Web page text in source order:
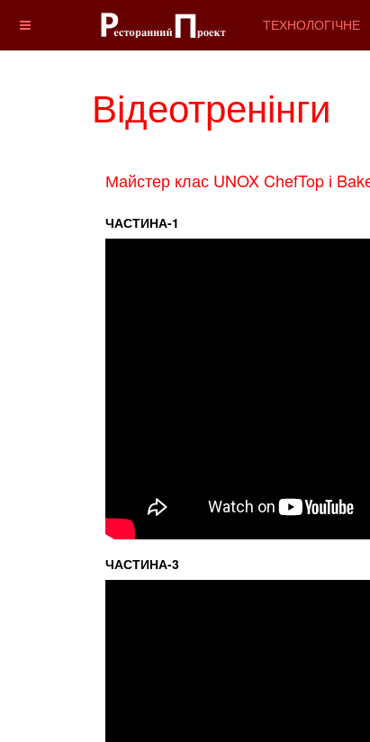
ТЕХНОЛОГІЧНЕ
Відеотренінги
Майстер клас UNOX ChefTop і
ЧАСТИНА-1
ЧАСТИНА-3